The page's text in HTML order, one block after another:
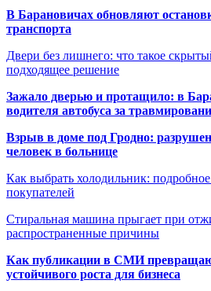
В Барановичах обновляют
транспорта
Двери без лишнего: что такое
подходящее решение
Зажало дверью и протащило: в
водителя автобуса за
Взрыв в доме под Гродно:
человек в больнице
Как выбрать холодильник:
покупателей
Стиральная машина прыгает при
распространенные причины
Как публикации в СМИ
устойчивого роста для бизнеса